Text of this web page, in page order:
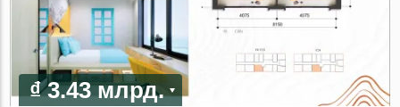
₫ 3.43 млрд.